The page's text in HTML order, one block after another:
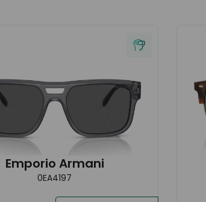
Emporio Armani
0EA4197